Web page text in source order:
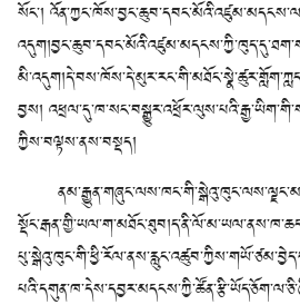
སོང་།
བྱས།
ཀྱིས་བལྟས་ནས་བསྡད།